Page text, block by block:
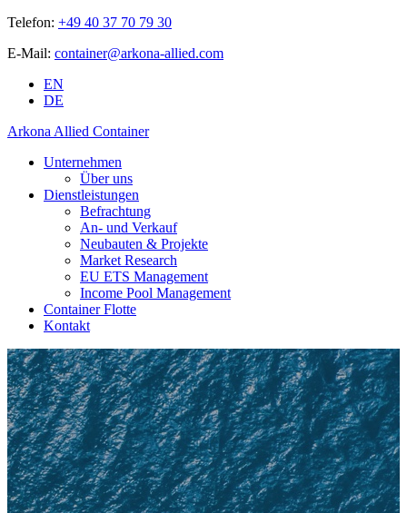
Telefon: +49 40 37 70 79 30
E-Mail: container@arkona-allied.com
EN
DE
Arkona Allied Container
Unternehmen
Über uns
Dienstleistungen
Befrachtung
An- und Verkauf
Neubauten & Projekte
Market Research
EU ETS Management
Income Pool Management
Container Flotte
Kontakt